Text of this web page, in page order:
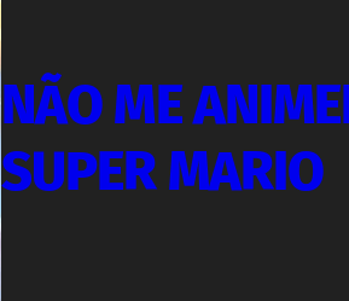
NÃO ME
SUPER MARIO